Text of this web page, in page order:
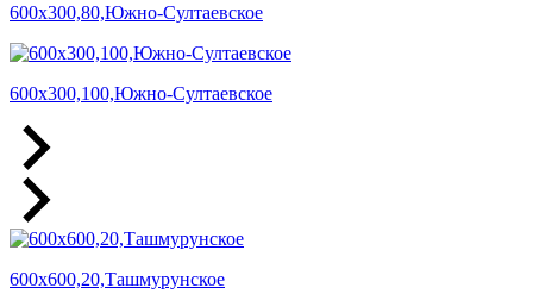
600х300,80,Южно-Султаевское
600х300,100,Южно-Султаевское
600х600,20,Ташмурунское